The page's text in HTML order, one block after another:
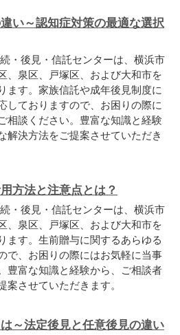
い～認知症対策の最適な選択
・後見・信託センターは、横浜市
、泉区、戸塚区、および大和市を
ます。家族信託や成年後見制度に
しておりますので、お困りの際に
相談ください。豊富な知識と経験
解決方法をご提案させていただき
方法と注意点とは？
・後見・信託センターは、横浜市
、泉区、戸塚区、および大和市を
ます。生前贈与に関するあらゆる
で、お困りの際にはお気軽に当事
豊富な知識と経験から、ご相談者
案させていただきます。
～法定後見と任意後見の違い